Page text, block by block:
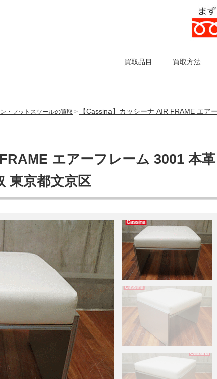
買取品目 買取方法
・フットスツールの買取 >
【Cassina】カッシーナ AIR FRAME エ
エアーフレーム 3001 本革
東京都文京区